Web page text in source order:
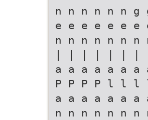
n n n n n n g
e e e e e e e
n n n n n n
| | | | | | | | |
a a a a a a
P P P P l l l
a a a a a a a
n n n n n n